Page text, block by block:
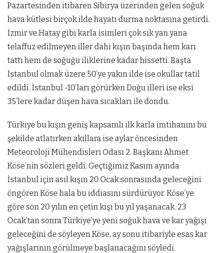
Pazartesinden itibaren Sibirya üzerinden gelen soğuk
hava kütlesi birçok ilde hayatı durma noktasına getirdi.
İzmir ve Hatay gibi karla isimleri çok sık yan yana
telaffuz edilmeyen iller dahi kışın başında hem karı
tattı hem de soğuğu iliklerine kadar hissetti. Başta
İstanbul olmak üzere 50’ye yakın ilde ise okullar tatil
edildi. İstanbul -10’ları görürken Doğu illeri ise eksi
35’lere kadar düşen hava sıcakları ile dondu.
Türkiye bu kışın geniş kapsamlı ilk karla imtihanını bu
şekilde atlatırken akıllara ise aylar öncesinden
Meteoroloji Mühendisleri Odası 2. Başkanı Ahmet
Köse’nin sözleri geldi. Geçtiğimiz Kasım ayında
İstanbul için asıl kışın 20 Ocak sonrasında geleceğini
öngören Köse hala bu iddiasını sürdürüyor. Köse’ye
göre son 20 yılın en çetin kışı bu yıl yaşanacak. 23
Ocak’tan sonra Türkiye’ye yeni soğuk hava ve kar yağışı
geleceğini de söyleyen Köse, ay sonu itibariyle esas kar
yağışlarının görülmeye başlanacağını söyledi.